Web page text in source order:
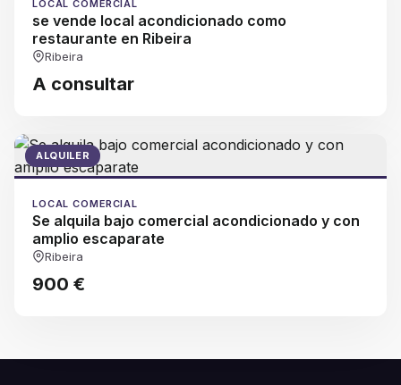
LOCAL COMERCIAL
se vende local acondicionado como
restaurante en Ribeira
Ribeira
A consultar
ALQUILER
LOCAL COMERCIAL
Se alquila bajo comercial acondicionado y con
amplio escaparate
Ribeira
900 €